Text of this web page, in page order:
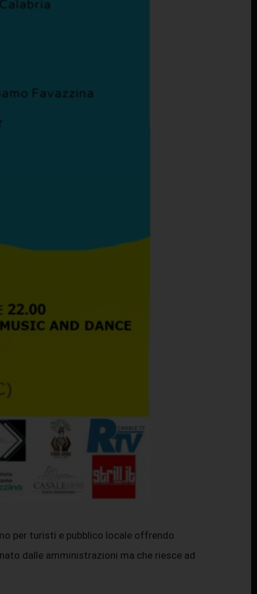
per turisti e pubblico locale offrendo
dalle amministrazioni ma che riesce ad